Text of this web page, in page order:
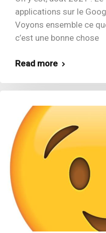
applications sur le
Voyons ensemble ce
c’est une bonne chose
Read more